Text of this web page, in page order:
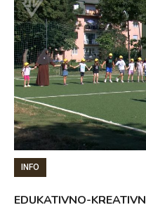
INFO
EDUKATIVNO-